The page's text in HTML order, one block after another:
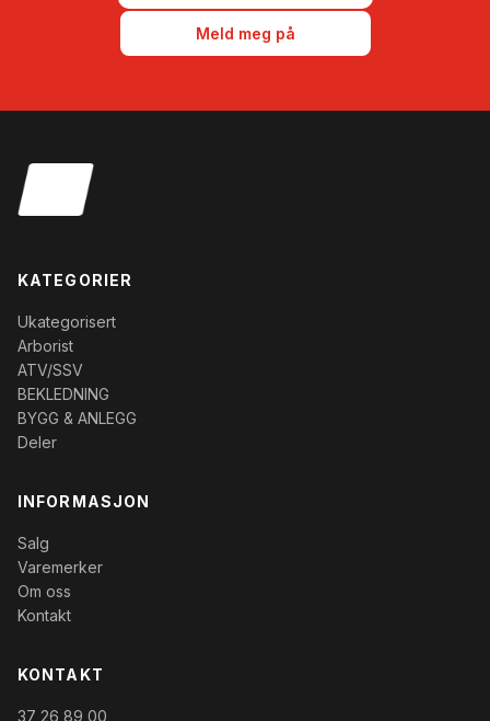
Meld meg på
KATEGORIER
Ukategorisert
Arborist
ATV/SSV
BEKLEDNING
BYGG & ANLEGG
Deler
INFORMASJON
Salg
Varemerker
Om oss
Kontakt
KONTAKT
37 26 89 00